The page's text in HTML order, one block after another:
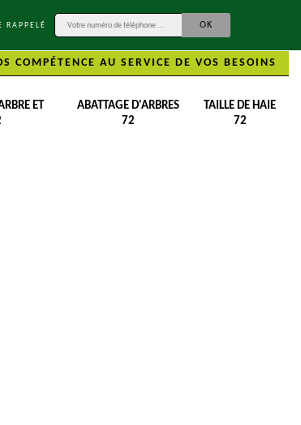
RAPPELÉ
COMPÉTENCE AU SERVICE DE VOS BESOINS
ET
ABATTAGE D'ARBRES
72
TAILLE DE HAIE
72